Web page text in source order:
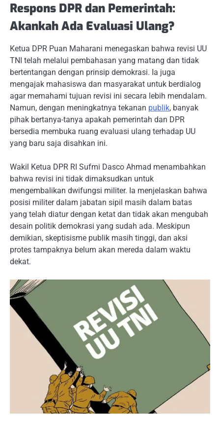
Respons DPR dan Pemerintah:
Akankah Ada Evaluasi Ulang?
Ketua DPR Puan Maharani menegaskan bahwa revisi UU
TNI telah melalui pembahasan yang matang dan tidak
bertentangan dengan prinsip demokrasi. Ia juga
mengajak mahasiswa dan masyarakat untuk berdialog
agar memahami tujuan revisi ini secara lebih mendalam.
Namun, dengan meningkatnya tekanan publik, banyak
pihak bertanya-tanya apakah pemerintah dan DPR
bersedia membuka ruang evaluasi ulang terhadap UU
yang baru saja disahkan ini.
Wakil Ketua DPR RI Sufmi Dasco Ahmad menambahkan
bahwa revisi ini tidak dimaksudkan untuk
mengembalikan dwifungsi militer. Ia menjelaskan bahwa
posisi militer dalam jabatan sipil masih dalam batas
yang telah diatur dengan ketat dan tidak akan mengubah
desain politik demokrasi yang sudah ada. Meskipun
demikian, skeptisisme publik masih tinggi, dan aksi
protes tampaknya belum akan mereda dalam waktu
dekat.